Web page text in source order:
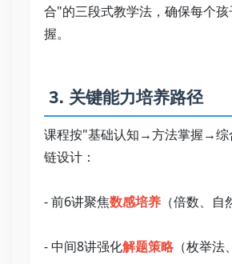
合"的三段式教学法，确保每个
握。
3. 关键能力培养路径
课程按"基础认知→方法掌握→综
链设计：
- 前6讲聚焦数感培养 （倍数、
- 中间8讲强化解题策略 （枚举